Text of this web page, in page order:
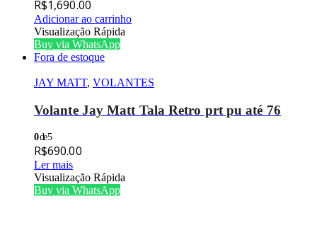
R$1,690.00
Adicionar ao carrinho
Visualização Rápida
Buy via WhatsApp
Fora de estoque
JAY MATT, VOLANTES
Volante Jay Matt Tala Retro prt pu até 76
0de 5
R$690.00
Ler mais
Visualização Rápida
Buy via WhatsApp